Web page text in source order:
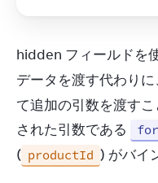
hidden フィールドを
データを渡す代わりに
て追加の引数を渡す
された引数である
( productId ) がバイ